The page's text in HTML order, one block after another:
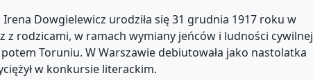
Irena Dowgielewicz urodziła się 31 grudnia 1917 roku w
z rodzicami, w ramach wymiany jeńców i ludności cywilnej
Toruniu. W Warszawie debiutowała jako nastolatka
w konkursie literackim.